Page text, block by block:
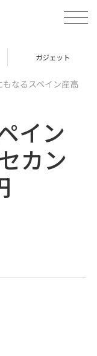
t
o
v
もなるスペイン産高
イン
カン